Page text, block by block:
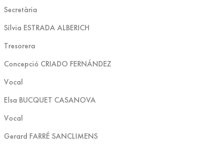
Secretària
Sílvia ESTRADA ALBERICH
Tresorera
Concepció CRIADO FERNÁNDEZ
Vocal
Elsa BUCQUET CASANOVA
Vocal
Gerard FARRÉ SANCLIMENS